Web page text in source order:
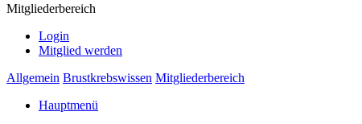
Mitgliederbereich
Login
Mitglied werden
Allgemein Brustkrebswissen Mitgliederbereich
Hauptmenü